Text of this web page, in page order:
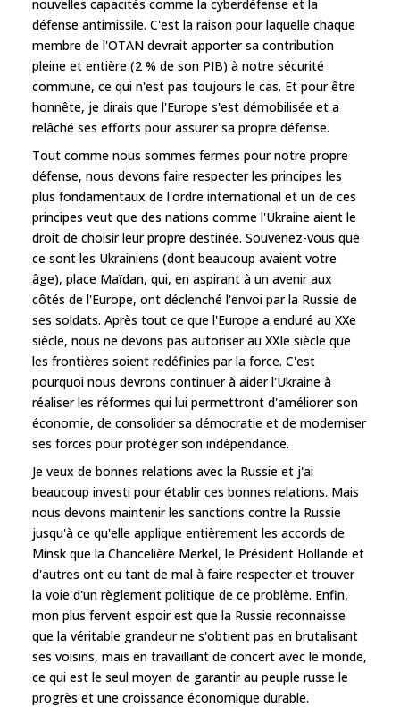
nouvelles capacités comme la cyberdéfense et la
défense antimissile. C'est la raison pour laquelle chaque
membre de l'OTAN devrait apporter sa contribution
pleine et entière (2 % de son PIB) à notre sécurité
commune, ce qui n'est pas toujours le cas. Et pour être
honnête, je dirais que l'Europe s'est démobilisée et a
relâché ses efforts pour assurer sa propre défense.
Tout comme nous sommes fermes pour notre propre
défense, nous devons faire respecter les principes les
plus fondamentaux de l'ordre international et un de ces
principes veut que des nations comme l'Ukraine aient le
droit de choisir leur propre destinée. Souvenez-vous que
ce sont les Ukrainiens (dont beaucoup avaient votre
âge), place Maïdan, qui, en aspirant à un avenir aux
côtés de l'Europe, ont déclenché l'envoi par la Russie de
ses soldats. Après tout ce que l'Europe a enduré au XXe
siècle, nous ne devons pas autoriser au XXIe siècle que
les frontières soient redéfinies par la force. C'est
pourquoi nous devrons continuer à aider l'Ukraine à
réaliser les réformes qui lui permettront d'améliorer son
économie, de consolider sa démocratie et de moderniser
ses forces pour protéger son indépendance.
Je veux de bonnes relations avec la Russie et j'ai
beaucoup investi pour établir ces bonnes relations. Mais
nous devons maintenir les sanctions contre la Russie
jusqu'à ce qu'elle applique entièrement les accords de
Minsk que la Chancelière Merkel, le Président Hollande et
d'autres ont eu tant de mal à faire respecter et trouver
la voie d'un règlement politique de ce problème. Enfin,
mon plus fervent espoir est que la Russie reconnaisse
que la véritable grandeur ne s'obtient pas en brutalisant
ses voisins, mais en travaillant de concert avec le monde,
ce qui est le seul moyen de garantir au peuple russe le
progrès et une croissance économique durable.